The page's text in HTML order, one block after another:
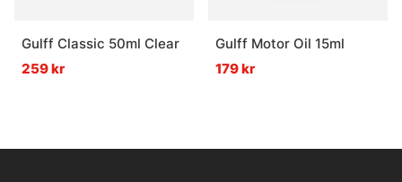
Gulff Classic 50ml Clear
259 kr
Gulff Motor Oil 15ml
179 kr